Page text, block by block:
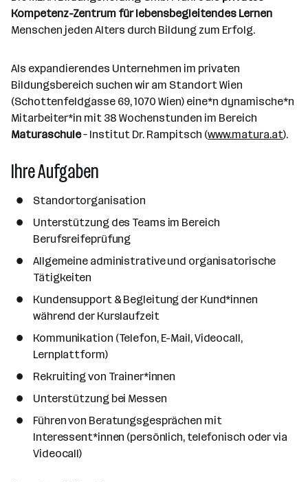
r
l
l
e
g
e
e
r
b
e
t
e
r
*
i
n
n
a
n
d
t
e
Kompetenz-Zentrum für lebensbegleitendes Lernen
Menschen jeden Alters durch Bildung zum Erfolg.
Als expandierendes Unternehmen im privaten
Bildungsbereich suchen wir am Standort Wien
(Schottenfeldgasse 69, 1070 Wien) eine*n dynamische*n
Mitarbeiter*in mit 38 Wochenstunden im Bereich
Maturaschule– Institut Dr. Rampitsch (www.matura.at).
Ihre Aufgaben
Standortorganisation
Unterstützung des Teams im Bereich
Berufsreifeprüfung
Allgemeine administrative und organisatorische
Tätigkeiten
Kundensupport & Begleitung der Kund*innen
während der Kurslaufzeit
Kommunikation (Telefon, E-Mail, Videocall,
Lernplattform)
Rekruiting von Trainer*innen
Unterstützung bei Messen
Führen von Beratungsgesprächen mit
Interessent*innen (persönlich, telefonisch oder via
Videocall)